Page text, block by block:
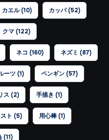
カエル(10) カッパ(52)
クマ(122)
ネコ (160) ネズミ (87)
ーツ(1) ペンギン(57)
ス (2) 手描き (1)
ト (5) 用心棒(1)
(11)